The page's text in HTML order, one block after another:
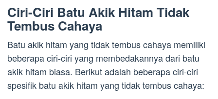
Ciri-Ciri Batu Akik Hitam Tidak
Tembus Cahaya
Batu akik hitam yang tidak tembus cahaya memiliki
beberapa ciri-ciri yang membedakannya dari batu
akik hitam biasa. Berikut adalah beberapa ciri-ciri
spesifik batu akik hitam yang tidak tembus cahaya: